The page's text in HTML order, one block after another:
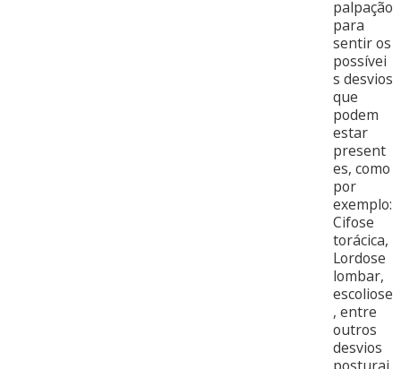
palpação
para
sentir os
possívei
s desvios
que
podem
estar
present
es, como
por
exemplo:
Cifose
torácica,
Lordose
lombar,
escoliose
, entre
outros
desvios